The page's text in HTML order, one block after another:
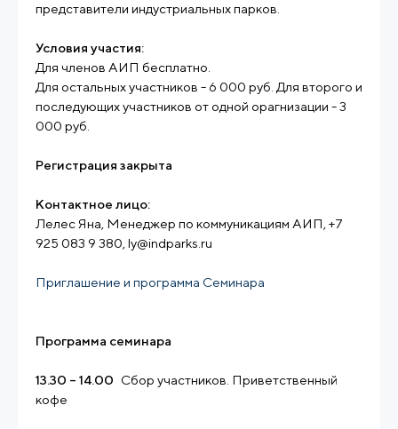
представители индустриальных парков.
Условия участия:
Для членов АИП бесплатно.
Для остальных участников - 6 000 руб. Для второго и
последующих участников от одной орагнизации - 3
000 руб.
Регистрация закрыта
Контактное лицо:
Лелес Яна, Менеджер по коммуникациям АИП, +7
925 083 9 380, ly@indparks.ru
Приглашение и программа Семинара
Программа семинара
13.30 – 14.00 Сбор участников. Приветственный
кофе